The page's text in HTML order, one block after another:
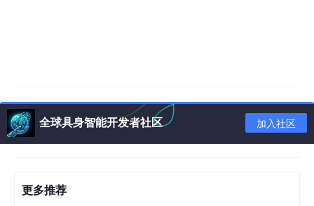
全球具身智能开发者社区 加入社区
更多推荐